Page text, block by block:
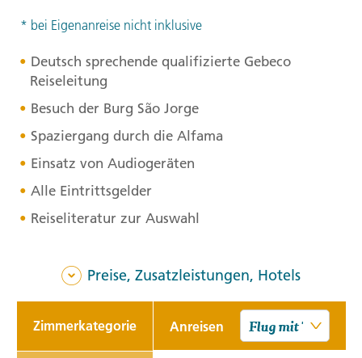
* bei Eigenanreise nicht inklusive
Deutsch sprechende qualifizierte Gebeco
Reiseleitung
Besuch der Burg São Jorge
Spaziergang durch die Alfama
Einsatz von Audiogeräten
Alle Eintrittsgelder
Reiseliteratur zur Auswahl
Preise, Zusatzleistungen, Hotels
Zimmerkategorie Anreisen